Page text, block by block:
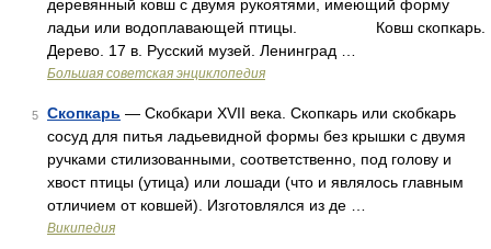
деревянный ковш с двумя рукоятями, имеющий форму
ладьи или водоплавающей птицы. Ковш скопкарь.
Дерево. 17 в. Русский музей. Ленинград …
Большая советская энциклопедия
5 Скопкарь — Скобкари XVII века. Скопкарь или скобкарь
сосуд для питья ладьевидной формы без крышки с двумя
ручками стилизованными, соответственно, под голову и
хвост птицы (утица) или лошади (что и являлось главным
отличием от ковшей). Изготовлялся из де …
Википедия